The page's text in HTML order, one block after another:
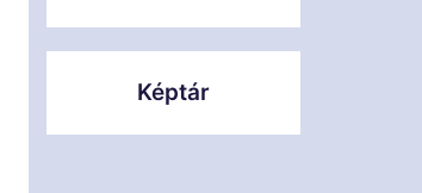
Képtár